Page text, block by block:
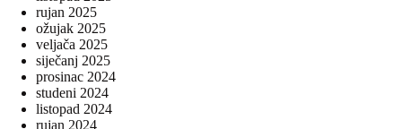
rujan 2025
ožujak 2025
veljača 2025
siječanj 2025
prosinac 2024
studeni 2024
listopad 2024
rujan 2024